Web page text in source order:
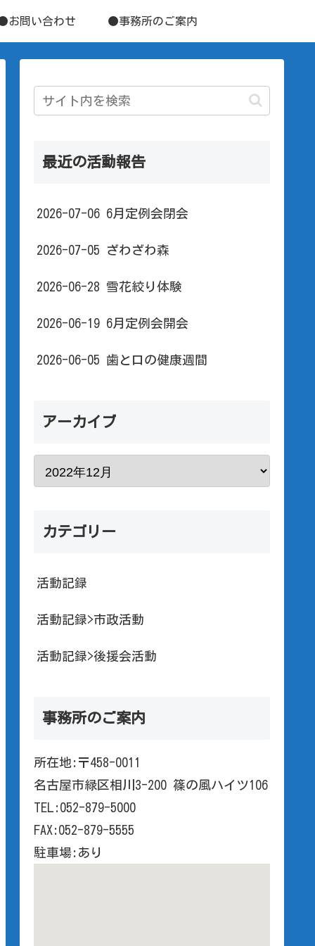
お問い合わせ ●事務所のご案内
最近の活動報告
2026-07-06 6月定例会閉会
2026-07-05 ざわざわ森
2026-06-28 雪花絞り体験
2026-06-19 6月定例会開会
2026-06-05 歯と口の健康週間
アーカイブ
カテゴリー
活動記録
活動記録>市政活動
活動記録>後援会活動
事務所のご案内
所在地:〒458-0011
名古屋市緑区相川3-200 篠の風ハイツ106
TEL:052-879-5000
FAX:052-879-5555
駐車場:あり